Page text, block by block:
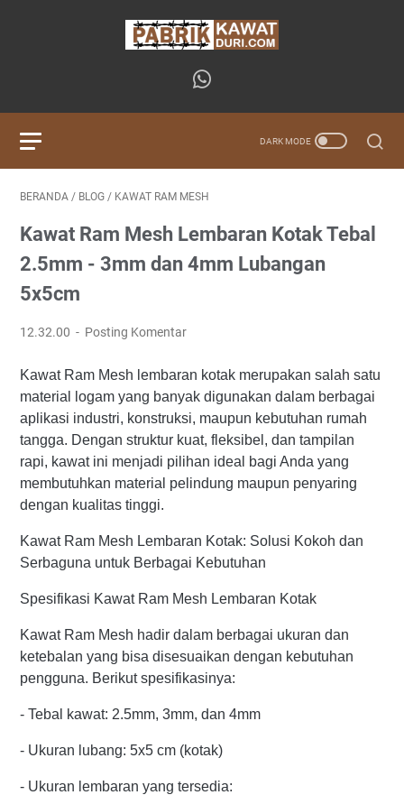
BERANDA / BLOG / KAWAT RAM MESH
Kawat Ram Mesh Lembaran Kotak Tebal
2.5mm - 3mm dan 4mm Lubangan
5x5cm
12.32.00 Posting Komentar
Kawat Ram Mesh lembaran kotak merupakan salah satu
material logam yang banyak digunakan dalam berbagai
aplikasi industri, konstruksi, maupun kebutuhan rumah
tangga. Dengan struktur kuat, fleksibel, dan tampilan
rapi, kawat ini menjadi pilihan ideal bagi Anda yang
membutuhkan material pelindung maupun penyaring
dengan kualitas tinggi.
Kawat Ram Mesh Lembaran Kotak: Solusi Kokoh dan
Serbaguna untuk Berbagai Kebutuhan
Spesifikasi Kawat Ram Mesh Lembaran Kotak
Kawat Ram Mesh hadir dalam berbagai ukuran dan
ketebalan yang bisa disesuaikan dengan kebutuhan
pengguna. Berikut spesifikasinya:
- Tebal kawat: 2.5mm, 3mm, dan 4mm
- Ukuran lubang: 5x5 cm (kotak)
- Ukuran lembaran yang tersedia: